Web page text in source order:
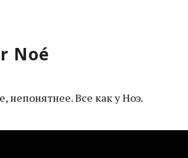
Noé
непонятнее. Все как у Ноэ.